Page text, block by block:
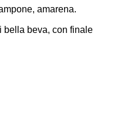
amarena.
bella beva, con finale